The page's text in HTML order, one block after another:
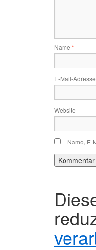
Name *
E-Mail-Adresse
Website
Name, E-